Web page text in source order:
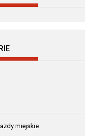
miejskie